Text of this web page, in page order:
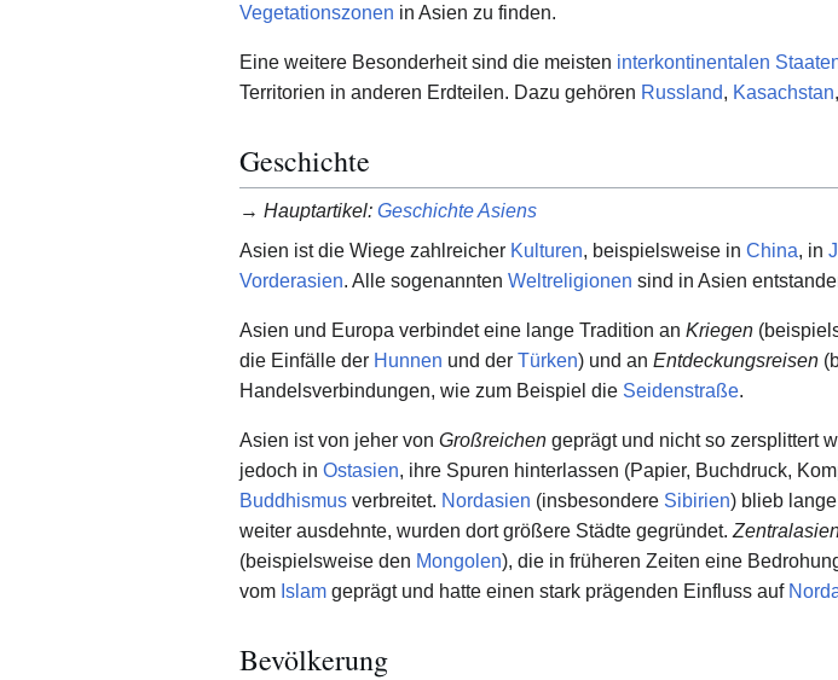
Vegetationszonen in Asien zu finden.
Eine weitere Besonderheit sind die meisten interkontinentalen
Territorien in anderen Erdteilen. Dazu gehören Russland, Kasachstan,
Geschichte
→ Hauptartikel: Geschichte Asiens
Asien ist die Wiege zahlreicher Kulturen, beispielsweise in China, in
Vorderasien. Alle sogenannten Weltreligionen sind in Asien
Asien und Europa verbindet eine lange Tradition an Kriegen
die Einfälle der Hunnen und der Türken) und an Entdeckungsreisen
Handelsverbindungen, wie zum Beispiel die Seidenstraße.
Asien ist von jeher von Großreichen geprägt und nicht so zersplittert
jedoch in Ostasien, ihre Spuren hinterlassen (Papier, Buchdruck,
Buddhismus verbreitet. Nordasien (insbesondere Sibirien) blieb
weiter ausdehnte, wurden dort größere Städte gegründet.
(beispielsweise den Mongolen), die in früheren Zeiten eine
vom Islam geprägt und hatte einen stark prägenden Einfluss auf
Bevölkerung